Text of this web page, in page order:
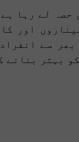
میں حصہ لے
اور
سے
بہتر